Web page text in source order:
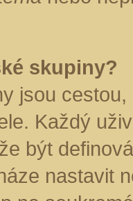
skupiny?
jsou
Každý
být
nastavit